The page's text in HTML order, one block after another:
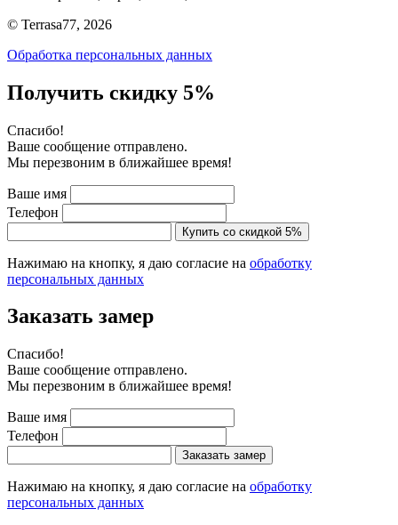
© Terrasa77, 2026
Обработка персональных данных
Получить скидку 5%
Cпасибо!
Ваше сообщение отправлено.
Мы перезвоним в ближайшее время!
Ваше имя
Телефон
Купить со скидкой 5%
Нажимаю на кнопку, я даю согласие на обработку
персональных данных
Заказать замер
Cпасибо!
Ваше сообщение отправлено.
Мы перезвоним в ближайшее время!
Ваше имя
Телефон
Заказать замер
Нажимаю на кнопку, я даю согласие на обработку
персональных данных